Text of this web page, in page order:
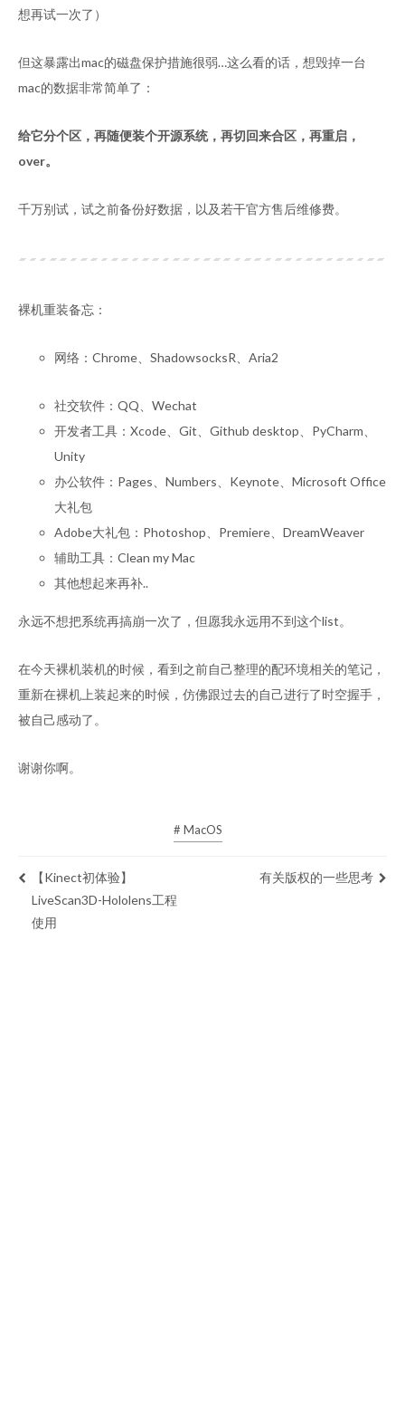
想再试一次了）
但这暴露出mac的磁盘保护措施很弱…这么看的话，想毁掉一台
mac的数据非常简单了：
给它分个区，再随便装个开源系统，再切回来合区，再重启，
over。
千万别试，试之前备份好数据，以及若干官方售后维修费。
裸机重装备忘：
网络：Chrome、ShadowsocksR、Aria2
社交软件：QQ、Wechat
开发者工具：Xcode、Git、Github desktop、PyCharm、
Unity
办公软件：Pages、Numbers、Keynote、Microsoft Office
大礼包
Adobe大礼包：Photoshop、Premiere、DreamWeaver
辅助工具：Clean my Mac
其他想起来再补..
永远不想把系统再搞崩一次了，但愿我永远用不到这个list。
在今天裸机装机的时候，看到之前自己整理的配环境相关的笔记，
重新在裸机上装起来的时候，仿佛跟过去的自己进行了时空握手，
被自己感动了。
谢谢你啊。
# MacOS
【Kinect初体验】
LiveScan3D-Hololens工程
使用
有关版权的一些思考